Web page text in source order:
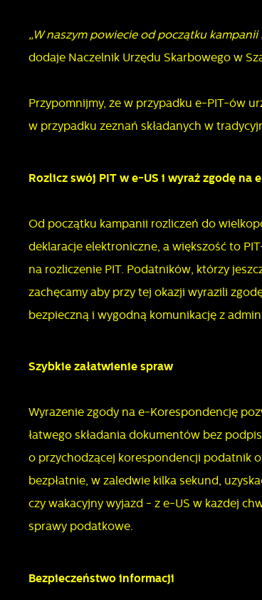
„W naszym powiecie od początku
dodaje Naczelnik Urzędu Skarbowego w
Przypomnijmy, że w przypadku e-PIT-ów
w przypadku zeznań składanych w
Rozlicz swój PIT w e-US i wyraź zgodę na
Od początku kampanii rozliczeń do
deklaracje elektroniczne, a większość to
na rozliczenie PIT. Podatników, którzy
zachęcamy aby przy tej okazji wyrazili
bezpieczną i wygodną komunikację z
Szybkie załatwienie spraw
Wyrażenie zgody na e-Korespondencję
łatwego składania dokumentów bez
o przychodzącej korespondencji podatnik
bezpłatnie, w zaledwie kilka sekund,
czy wakacyjny wyjazd - z e-US w każdej
sprawy podatkowe.
Bezpieczeństwo informacji